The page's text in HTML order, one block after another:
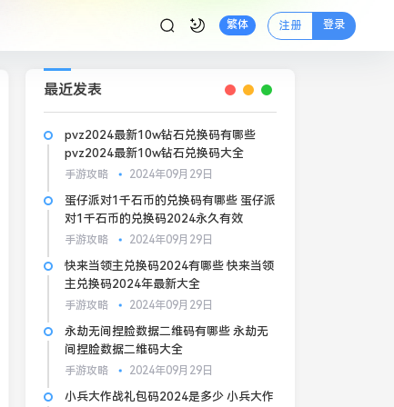
繁体 注册 登录
最近发表
pvz2024最新10w钻石兑换码有哪些
pvz2024最新10w钻石兑换码大全
手游攻略 2024年09月29日
蛋仔派对1千石币的兑换码有哪些 蛋仔派
对1千石币的兑换码2024永久有效
手游攻略 2024年09月29日
快来当领主兑换码2024有哪些 快来当领
主兑换码2024年最新大全
手游攻略 2024年09月29日
永劫无间捏脸数据二维码有哪些 永劫无
间捏脸数据二维码大全
手游攻略 2024年09月29日
小兵大作战礼包码2024是多少 小兵大作